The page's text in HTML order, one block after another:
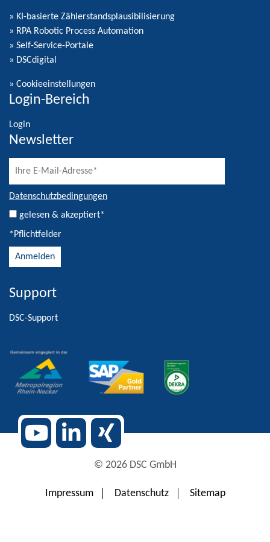
» KI-basierte Zählerstandsplausibilisierung
» RPA Robotic Process Automation
» Self-Service-Portale
» DSCdigital
» Cookieeinstellungen
Login-Bereich
Login
Newsletter
Datenschutzbedingungen
gelesen & akzeptiert*
*Pflichtfelder
Alternative:
Support
DSC-Support
© 2026 DSC GmbH
Impressum Datenschutz Sitemap